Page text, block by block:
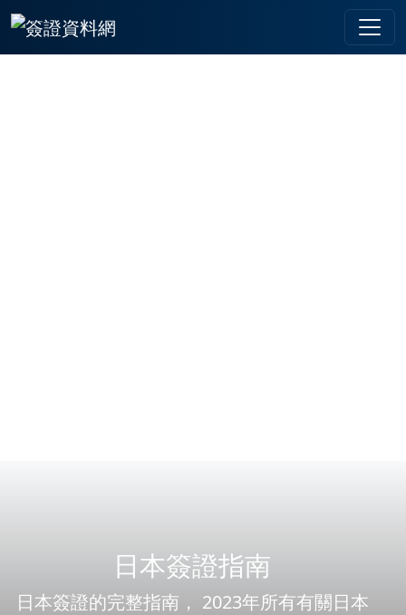
日本簽證指南
日本簽證的完整指南， 2023年所有有關日本